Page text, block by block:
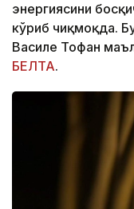
энергиясини
кўриб чиқмоқда.
Василе Тофан
БЕЛТА.